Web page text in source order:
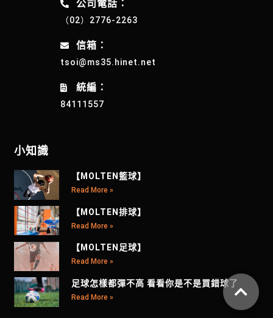
公司電話：
（02）2776-2263
信箱：
tsoi@ms35.hinet.net
統編：
84111557
小知識
【MOLTEN籃球】
Read More »
【MOLTEN排球】
Read More »
【MOLTEN足球】
Read More »
足球怎樣都彈不高 看看你是不是買錯球了
Read More »